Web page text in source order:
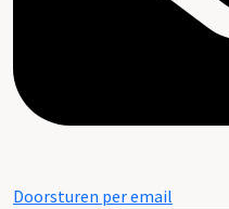
Doorsturen per email